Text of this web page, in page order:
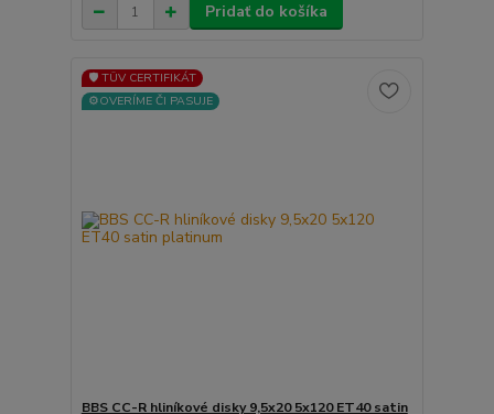
Pridať do košíka
🛡️ TÜV CERTIFIKÁT
⚙️OVERÍME ČI PASUJE
BBS CC-R hliníkové disky 9,5x20 5x120 ET40 satin